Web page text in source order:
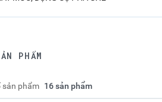
PHẨM
sản phẩm 16 sản phẩm